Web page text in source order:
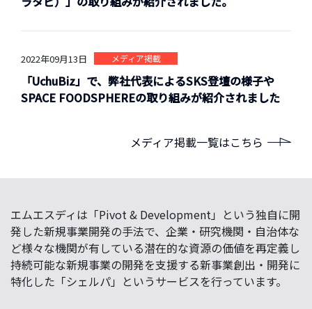
2022年09月13日 メディア掲載
「UchuBiz」で、弊社代表によるSKS登壇の様子や
SPACE FOODSPHEREの取り組みが紹介されました
メディア掲載一覧はこちら
エムエスディは「Pivot & Development」という独自に開
発した新規事業開発の手法で、企業・研究機関・自治体な
ど様々な機関が有している潜在的な資源の価値を再定義し
持続可能な新規事業の開発を支援する新事業創出・開発に
特化した「シェルパ」というサービスを行っています。